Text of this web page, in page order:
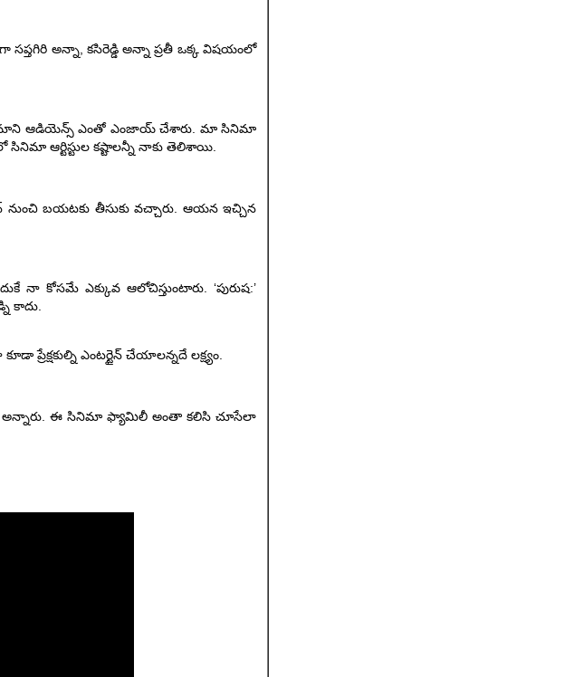
సప్తగిరి అన్నా, కసిరెడ్డి అన్నా ప్రతీ ఒక్క విషయంలో
సినిమాని ఆడియెన్స్ ఎంతో ఎంజాయ్ చేశారు. మా సినిమా
సినిమా ఆర్టిస్టుల కష్టాలన్నీ నాకు తెలిశాయి.
నుంచి బయటకు తీసుకు వచ్చారు. ఆయన ఇచ్చిన
నా కోసమే ఎక్కువ ఆలోచిస్తుంటారు. ‘పురుష:’
కాదు.
ఎంటర్టైన్ చేయాలన్నదే లక్ష్యం.
అన్నారు. ఈ సినిమా ఫ్యామిలీ అంతా కలిసి చూసేలా